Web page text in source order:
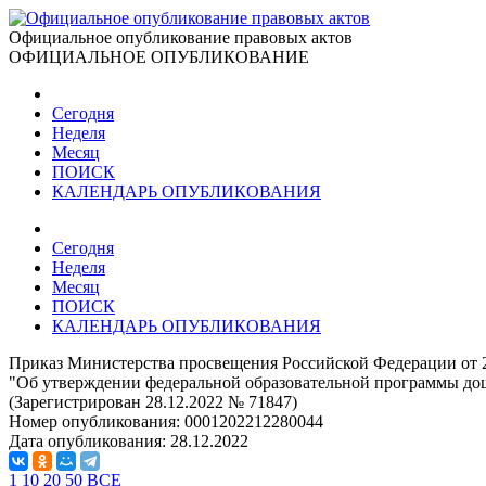
Официальное опубликование правовых актов
ОФИЦИАЛЬНОЕ ОПУБЛИКОВАНИЕ
Сегодня
Неделя
Месяц
ПОИСК
КАЛЕНДАРЬ ОПУБЛИКОВАНИЯ
Сегодня
Неделя
Месяц
ПОИСК
КАЛЕНДАРЬ ОПУБЛИКОВАНИЯ
Приказ Министерства просвещения Российской Федерации от
"Об утверждении федеральной образовательной программы
(Зарегистрирован 28.12.2022 № 71847)
Номер опубликования: 0001202212280044
Дата опубликования: 28.12.2022
1 10 20 50 ВСЕ